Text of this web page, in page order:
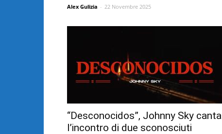
Alex Gulizia - 22 Novembre 2025
“Desconocidos”, Johnny Sky canta
l’incontro di due sconosciuti